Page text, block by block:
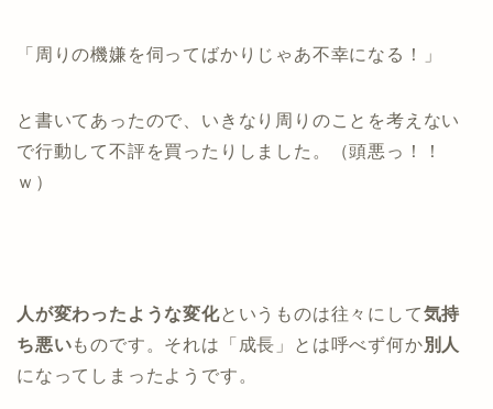
「周りの機嫌を伺ってばかりじゃあ不幸になる！」
と書いてあったので、いきなり周りのことを考えない
で行動して不評を買ったりしました。（頭悪っ！！
ｗ）
人が変わったような変化というものは往々にして気持
ち悪いものです。それは「成長」とは呼べず何か別人
になってしまったようです。